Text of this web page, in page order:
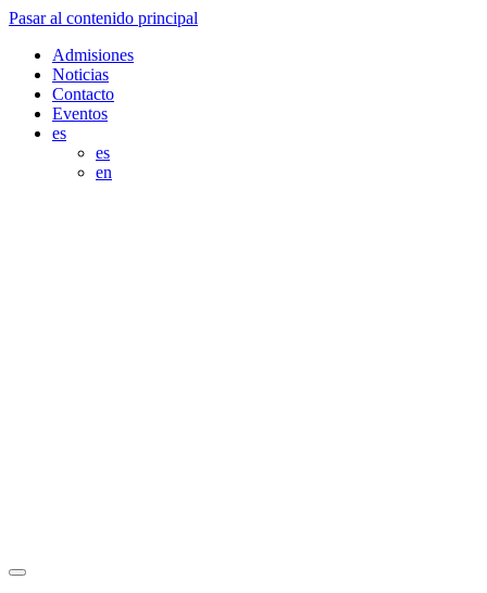
Pasar al contenido principal
Admisiones
Noticias
Contacto
Eventos
es
es
en